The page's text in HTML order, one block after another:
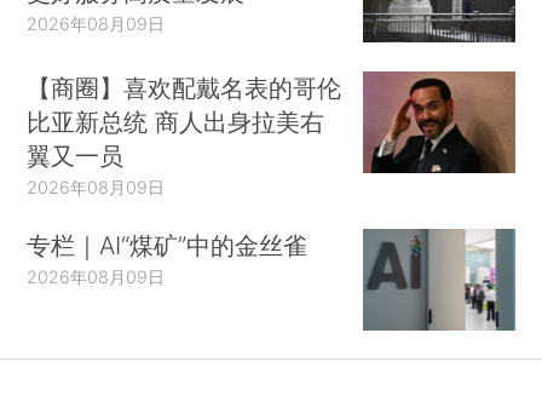
2026年08月09日
【商圈】喜欢配戴名表的哥伦
比亚新总统 商人出身拉美右
翼又一员
2026年08月09日
专栏｜AI“煤矿”中的金丝雀
2026年08月09日